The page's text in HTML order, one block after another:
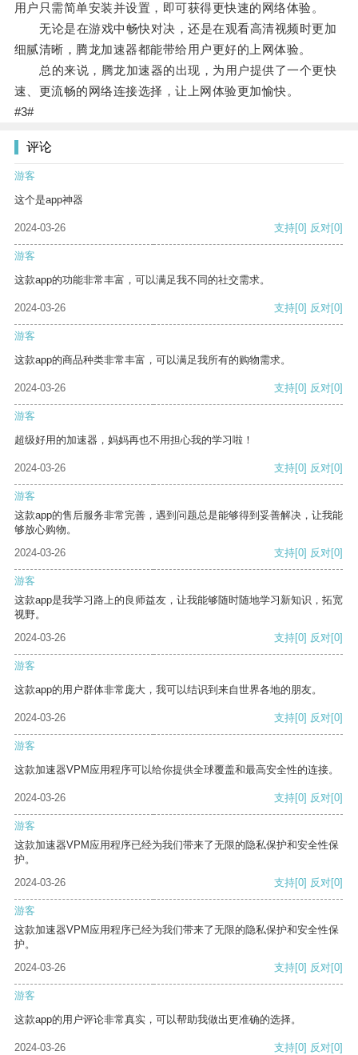
用户只需简单安装并设置，即可获得更快速的网络体验。
无论是在游戏中畅快对决，还是在观看高清视频时更加
细腻清晰，腾龙加速器都能带给用户更好的上网体验。
总的来说，腾龙加速器的出现，为用户提供了一个更快
速、更流畅的网络连接选择，让上网体验更加愉快。
#3#
评论
游客
这个是app神器
2024-03-26 支持[0] 反对[0]
游客
这款app的功能非常丰富，可以满足我不同的社交需求。
2024-03-26 支持[0] 反对[0]
游客
这款app的商品种类非常丰富，可以满足我所有的购物需求。
2024-03-26 支持[0] 反对[0]
游客
超级好用的加速器，妈妈再也不用担心我的学习啦！
2024-03-26 支持[0] 反对[0]
游客
这款app的售后服务非常完善，遇到问题总是能够得到妥善解决，让我能
够放心购物。
2024-03-26
支持[0] 反对[0]
游客
这款app是我学习路上的良师益友，让我能够随时随地学习新知识，拓宽
视野。
2024-03-26
支持[0] 反对[0]
游客
这款app的用户群体非常庞大，我可以结识到来自世界各地的朋友。
2024-03-26 支持[0] 反对[0]
游客
这款加速器VPM应用程序可以给你提供全球覆盖和最高安全性的连接。
2024-03-26 支持[0] 反对[0]
游客
这款加速器VPM应用程序已经为我们带来了无限的隐私保护和安全性保
护。
2024-03-26
支持[0] 反对[0]
游客
这款加速器VPM应用程序已经为我们带来了无限的隐私保护和安全性保
护。
2024-03-26
支持[0] 反对[0]
游客
这款app的用户评论非常真实，可以帮助我做出更准确的选择。
2024-03-26 支持[0] 反对[0]